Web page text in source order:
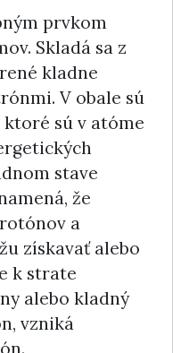
prvkom
Skladá sa z
kladne
V obale sú
sú v atóme
stave
že
a
získavať alebo
k strate
alebo kladný
vzniká